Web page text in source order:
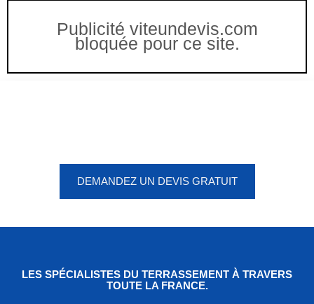
Publicité viteundevis.com
bloquée pour ce site.
DEMANDEZ UN DEVIS GRATUIT
LES SPÉCIALISTES DU TERRASSEMENT À TRAVERS
TOUTE LA FRANCE.